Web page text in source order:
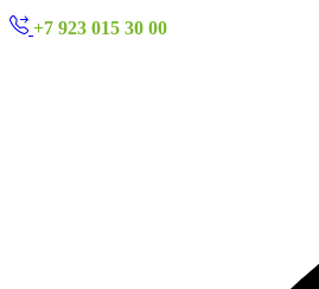
+7 923 015 30 00